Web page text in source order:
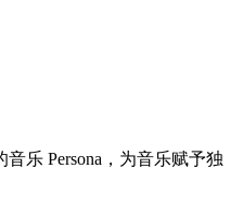
乐 Persona，为音乐赋予独